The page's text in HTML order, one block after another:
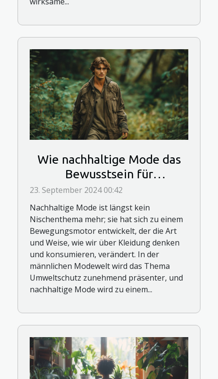
Wie nachhaltige Mode das
Bewusstsein für
Umweltschutz bei Männern
stärkt
23. September 2024 00:42
Nachhaltige Mode ist längst kein
Nischenthema mehr; sie hat sich zu einem
Bewegungsmotor entwickelt, der die Art
und Weise, wie wir über Kleidung denken
und konsumieren, verändert. In der
männlichen Modewelt wird das Thema
Umweltschutz zunehmend präsenter, und
nachhaltige Mode wird zu einem...